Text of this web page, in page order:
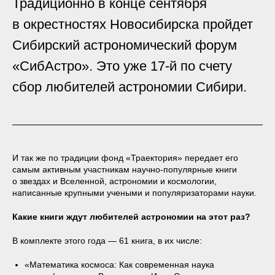
Традиционно в конце сентября
в окрестностях Новосибирска пройдет
Сибирский астрономический форум
«СибАстро». Это уже 17-й по счету
сбор любителей астрономии Сибири.
И так же по традиции фонд «Траектория» передает его
самым активным участникам научно-популярные книги
о звездах и Вселенной, астрономии и космологии,
написанные крупными учеными и популяризаторами науки.
Какие книги ждут любителей астрономии на этот раз?
В комплекте этого года — 61 книга, в их числе:
«Математика космоса: Как современная наука